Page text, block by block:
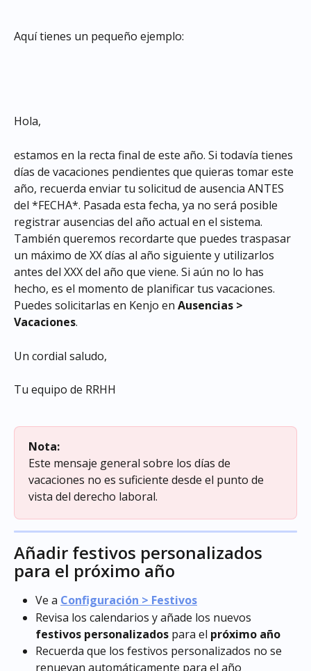
Aquí tienes un pequeño ejemplo:
Hola,
estamos en la recta final de este año. Si todavía tienes
días de vacaciones pendientes que quieras tomar este
año, recuerda enviar tu solicitud de ausencia ANTES
del *FECHA*. Pasada esta fecha, ya no será posible
registrar ausencias del año actual en el sistema.
También queremos recordarte que puedes traspasar
un máximo de XX días al año siguiente y utilizarlos
antes del XXX del año que viene. Si aún no lo has
hecho, es el momento de planificar tus vacaciones.
Puedes solicitarlas en Kenjo en Ausencias >
Vacaciones.
Un cordial saludo,
Tu equipo de RRHH
Nota:
Este mensaje general sobre los días de
vacaciones no es suficiente desde el punto de
vista del derecho laboral.
Añadir festivos personalizados
para el próximo año
Ve a Configuración > Festivos
Revisa los calendarios y añade los nuevos
festivos personalizados para el próximo año
Recuerda que los festivos personalizados no se
renuevan automáticamente para el año